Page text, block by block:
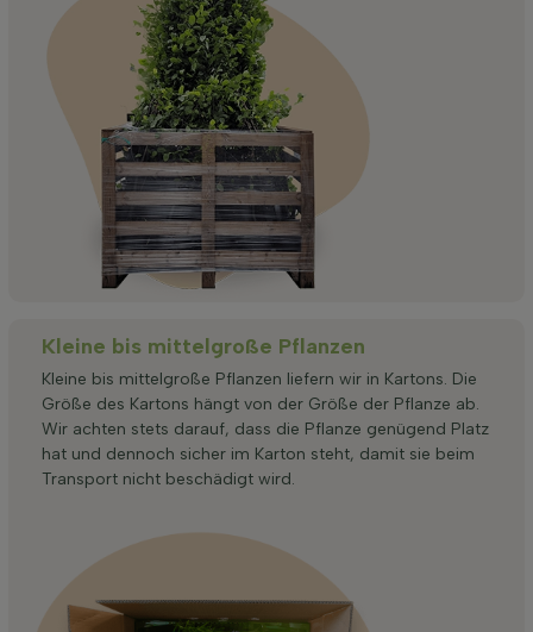
Kleine bis mittelgroße Pflanzen
Kleine bis mittelgroße Pflanzen liefern wir in Kartons. Die
Größe des Kartons hängt von der Größe der Pflanze ab.
Wir achten stets darauf, dass die Pflanze genügend Platz
hat und dennoch sicher im Karton steht, damit sie beim
Transport nicht beschädigt wird.